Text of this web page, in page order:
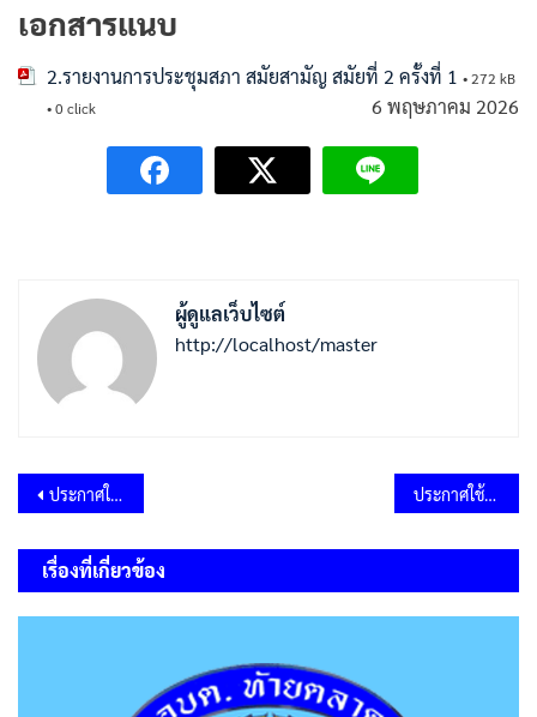
เอกสารแนบ
2.รายงานการประชุมสภา สมัยสามัญ สมัยที่ 2 ครั้งที่ 1 • 272 kB
• 0 click
6 พฤษภาคม 2026
ผู้ดูแลเว็บไซต์
http://localhost/master
แนะแนว
เรื่อง
ประกาศใช้แผนพัฒนาท้องถิ่น (พ.ศ.2566-2570) แก้ไข ครั้งที่ 2/2568 ประกาศใช้แผนพัฒนาท้องถิ่น (พ.ศ.2566-2570) เพิ่มเติม ครั้งที่ 1/2568
เรื่องที่เกี่ยวข้อง